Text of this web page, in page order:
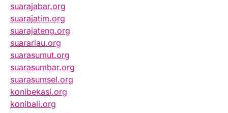
suarajabar.org
suarajatim.org
suarajateng.org
suarariau.org
suarasumut.org
suarasumbar.org
suarasumsel.org
konibekasi.org
konibali.org